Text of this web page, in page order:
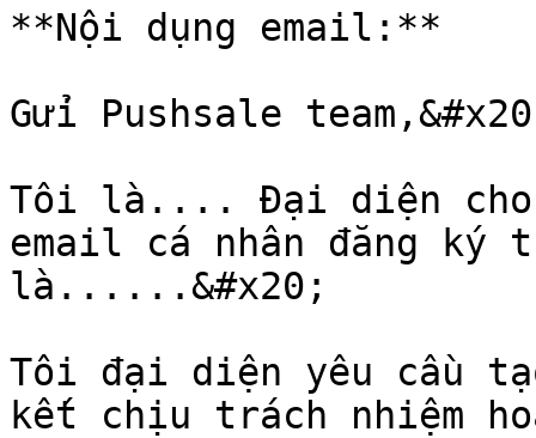
**Nội dụng email:**
Gửi Pushsale
Tôi là.... Đại diện
email cá nhân đăng ký
là......&#x20;
Tôi đại diện yêu cầu
kết chịu trách nhiệm